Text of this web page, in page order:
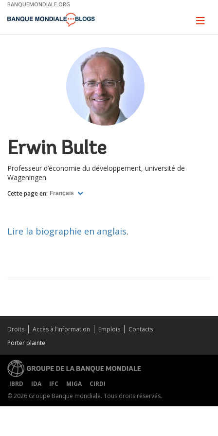
Skip
Main
BANQUEMONDIALE.ORG
Page
Erwin Bulte
Professeur d’économie du développement, université de
Wageningen
Cette page en: Français
Lire la biographie en anglais.
Droits Accès à l’information Emplois
Contacts
Porter plainte
IBRD IDA IFC MIGA
CIRDI
© 2026 Groupe Banque mondiale. Tous droits réservés.